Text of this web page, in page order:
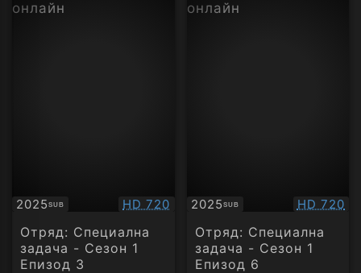
2025SUB
Субтитри Качество:
HD 720
Отряд: Специална
задача - Сезон 1
Епизод 3
2025SUB
Субтитри HD 720
Отряд: Специална
задача - Сезон 1
Епизод 6